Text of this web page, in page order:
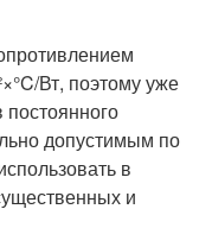
Вт, поэтому уже
постоянного
допустимым по
в
и